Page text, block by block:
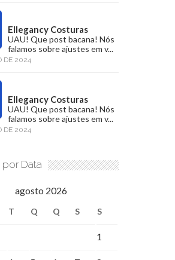
Ellegancy Costuras
UAU! Que post bacana! Nós
falamos sobre ajustes em v...
DE 2024
Ellegancy Costuras
UAU! Que post bacana! Nós
falamos sobre ajustes em v...
DE 2024
Data
agosto 2026
T Q Q S S
1